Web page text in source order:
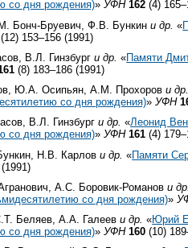
со дня рождения)»УФН 162 (4)
Бонч-Бруевич, Ф.В. Бункини др. «
(12) 153–156 (1991)
В.Л. Гинзбурги др. «Памяти
(8) 183–186 (1991)
Ю.А. Осипьян, А.М. Прохорови
со дня рождения)»УФН
В.Л. Гинзбурги др. «Леонид
со дня рождения)»УФН 161 (4)
Н.В. Карлови др. «Памяти
А.С. Боровик-Романови
со дня рождения)»
Беляев, А.А. Галееви др. «Юрий
со дня рождения)»УФН 160 (10)